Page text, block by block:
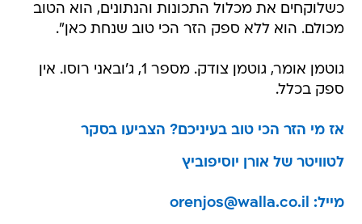
כשלוקחים את מכלול התכונות והנתונים, הוא הטוב
מכולם. הוא ללא ספק הזר הכי טוב שנחת כאן".
גוטמן אומר, גוטמן צודק. מספר 1, ג'ובאני רוסו. אין
ספק בכלל.
אז מי הזר הכי טוב בעיניכם? הצביעו בסקר
לטוויטר של אורן יוסיפוביץ
מייל: orenjos@walla.co.il